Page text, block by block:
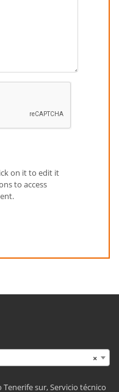
on it to edit it
to access
×
sur, Servicio técnico